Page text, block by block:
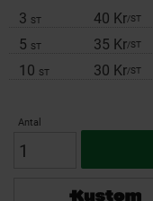
3 ST 40 Kr/ST
5 ST 35 Kr/ST
10 ST 30 Kr/ST
Antal